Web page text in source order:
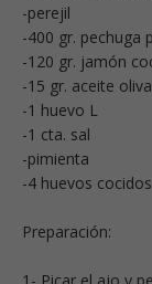
-perejil
-400 gr. pechuga
-120 gr. jamón
-15 gr. aceite oliva
-1 huevo L
-1 cta. sal
-pimienta
-4 huevos cocidos
Preparación:
1- Picar el ajo y